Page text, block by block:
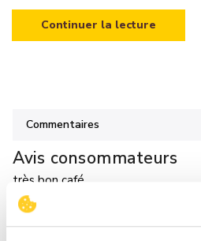
Continuer la lecture
Commentaires
Avis consommateurs
très bon café
suis Fidel depuis plus de 40 ans au
très comptant